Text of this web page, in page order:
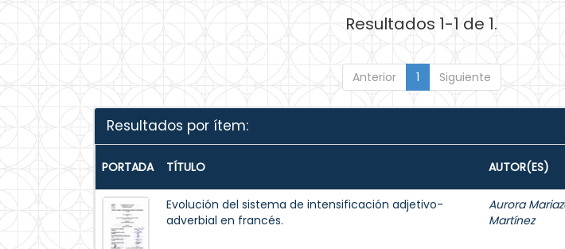
Resultados 1-1 de 1.
Anterior 1 Siguiente
Resultados por ítem:
PORTADA TÍTULO AUTOR(ES)
Evolución del sistema de intensificación adjetivo-
adverbial en francés.
Aurora
Martínez